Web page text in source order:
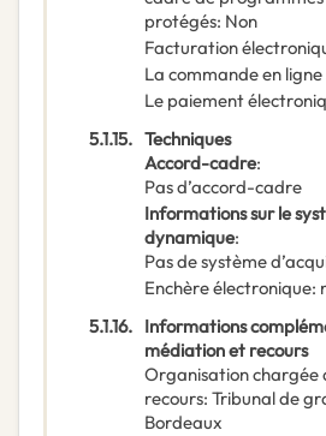
protégés: Non
Facturation
La commande en
Le paiement
5.1.15. Techniques
Accord-cadre:
Pas d’accord-cadre
Informations sur le
dynamique:
Pas de système
Enchère électronique:
5.1.16. Informations
médiation et recours
Organisation chargée
recours: Tribunal de
Bordeaux